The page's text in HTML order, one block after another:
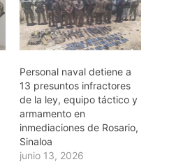
Personal naval detiene a
13 presuntos infractores
de la ley, equipo táctico y
armamento en
inmediaciones de Rosario,
Sinaloa
junio 13, 2026